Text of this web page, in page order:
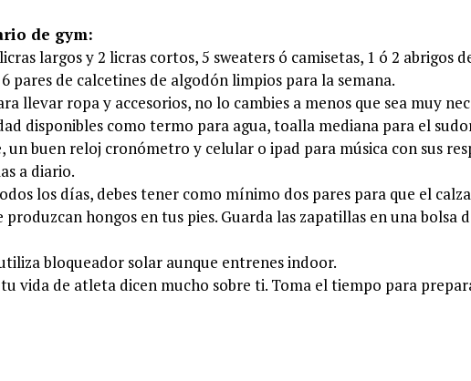
de gym:
largos y 2 licras cortos, 5 sweaters ó camisetas, 1 ó 2 abrigos
pares de calcetines de algodón limpios para la semana.
llevar ropa y accesorios, no lo cambies a menos que sea muy
disponibles como termo para agua, toalla mediana para el
un buen reloj cronómetro y celular o ipad para música con sus
a diario.
los días, debes tener como mínimo dos pares para que el
hongos en tus pies. Guarda las zapatillas en una bolsa
bloqueador solar aunque entrenes indoor.
vida de atleta dicen mucho sobre ti. Toma el tiempo para